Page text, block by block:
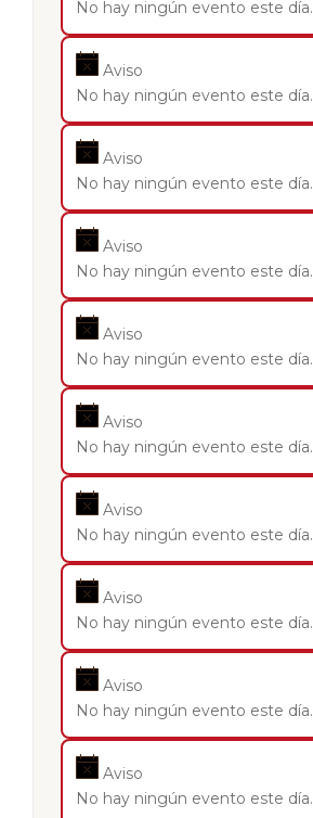
No hay ningún evento este día.
Aviso
No hay ningún evento este día.
Aviso
No hay ningún evento este día.
Aviso
No hay ningún evento este día.
Aviso
No hay ningún evento este día.
Aviso
No hay ningún evento este día.
Aviso
No hay ningún evento este día.
Aviso
No hay ningún evento este día.
Aviso
No hay ningún evento este día.
Aviso
No hay ningún evento este día.